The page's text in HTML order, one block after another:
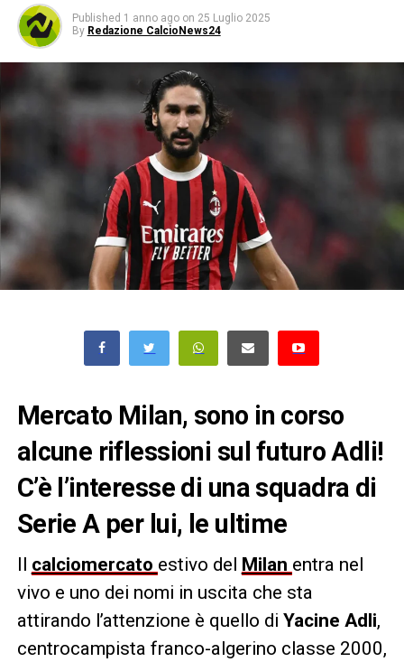
Published 1 anno ago on 25 Luglio 2025
By Redazione CalcioNews24
Mercato Milan, sono in corso
alcune riflessioni sul futuro Adli!
C’è l’interesse di una squadra di
Serie A per lui, le ultime
Il calciomercato estivo del Milan entra nel
vivo e uno dei nomi in uscita che sta
attirando l’attenzione è quello di Yacine Adli,
centrocampista franco-algerino classe 2000,